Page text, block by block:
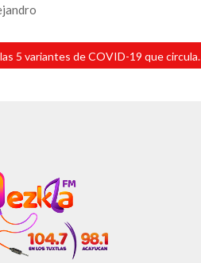
de COVID-19 que circulan en el estado de Veracruz